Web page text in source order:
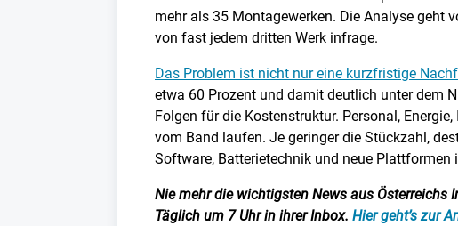
mehr als 35 Montagewerken. Die Analyse geht
von fast jedem dritten Werk infrage.
Das Problem ist nicht nur eine kurzfristige
etwa 60 Prozent und damit deutlich unter dem
Folgen für die Kostenstruktur. Personal,
vom Band laufen. Je geringer die Stückzahl,
Software, Batterietechnik und neue
Nie mehr die wichtigsten News aus Österreichs
Täglich um 7 Uhr in ihrer Inbox. Hier geht’s zur